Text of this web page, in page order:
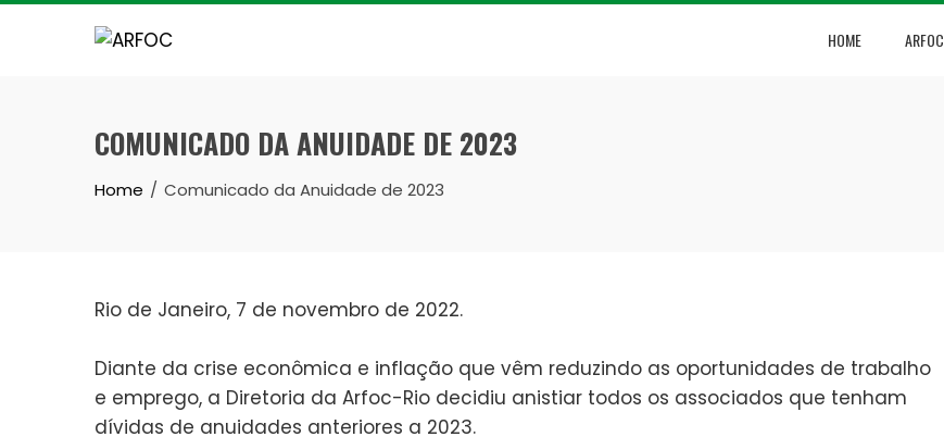
Skip
HOME ARFOC
COMUNICADO DA ANUIDADE DE 2023
Home Comunicado da Anuidade de 2023
Rio de Janeiro, 7 de novembro de 2022.
Diante da crise econômica e inflação que vêm reduzindo as oportunidades de trabalho
e emprego, a Diretoria da Arfoc-Rio decidiu anistiar todos os associados que tenham
dívidas de anuidades anteriores a 2023.